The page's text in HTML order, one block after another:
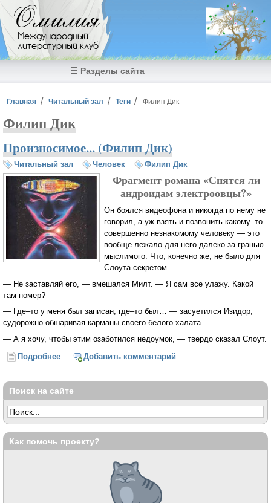
Перейти к основному содержанию
Омилия
Международный
литературный клуб
☰ Разделы сайта
Вы здесь
Главная Читальный зал Теги Филип Дик
Филип Дик
Произносимое... (Филип Дик)
Читальный зал Человек Филип Дик
Фрагмент романа «Снятся ли
андроидам электроовцы?»
Он боялся видеофона и никогда по нему не
говорил, а уж взять и позвонить какому–то
совершенно незнакомому человеку — это
вообще лежало для него далеко за гранью
мыслимого. Что, конечно же, не было для
Слоута секретом.
— Не заставляй его, — вмешался Милт. — Я сам все улажу. Какой
там номер?
— Где–то у меня был записан, где–то был… — засуетился Изидор,
судорожно обшаривая карманы своего белого халата.
— А я хочу, чтобы этим озаботился недоумок, — твердо сказал Слоут.
Подробнее о Произносимое... (Филип Дик)
Добавить комментарий
Поиск на сайте
Как помочь проекту?